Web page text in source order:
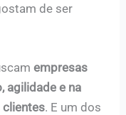
de ser
empresas
agilidade e na
clientes. E um dos